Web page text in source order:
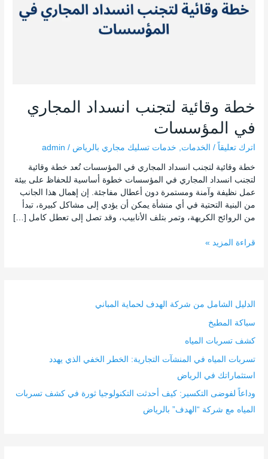
خطة وقائية لتجنب انسداد المجاري
في المؤسسات
اترك تعليقاً / الخدمات خدمات تسليك مجاري بالرياض /
admin
خطة وقائية لتجنب انسداد المجاري في المؤسسات تُعد خطة وقائية
لتجنب انسداد المجاري في المؤسسات خطوة أساسية للحفاظ على بيئة
عمل نظيفة وآمنة ومستمرة دون أعطال مفاجئة. إن إهمال هذا الجانب
من البنية التحتية في أي منشأة يمكن أن يؤدي إلى مشاكل كبيرة، تبدأ
من الروائح الكريهة، وتمر بتلف الأنابيب، وقد تصل إلى تعطل كامل […]
قراءة المزيد »
الدليل الشامل من شركة الهدف لحماية المباني
سباكة المطبخ
كشف تسربات المياه
تسربات المياه في المنشآت التجارية: الخطر الخفي الذي يهدد
استثماراتك في الرياض
وداعاً لفوضى التكسير: كيف أحدثت التكنولوجيا ثورة في كشف تسربات
المياه مع شركة “الهدف” بالرياض